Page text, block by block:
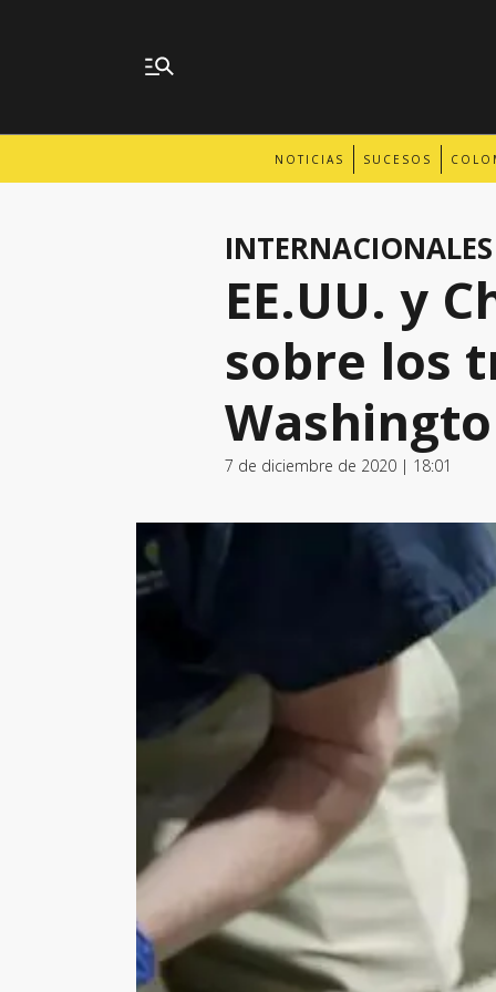
NOTICIAS SUCESOS
INTERNACIONALES
EE.UU. y
sobre los
7 de diciembre de 2020 | 18:01